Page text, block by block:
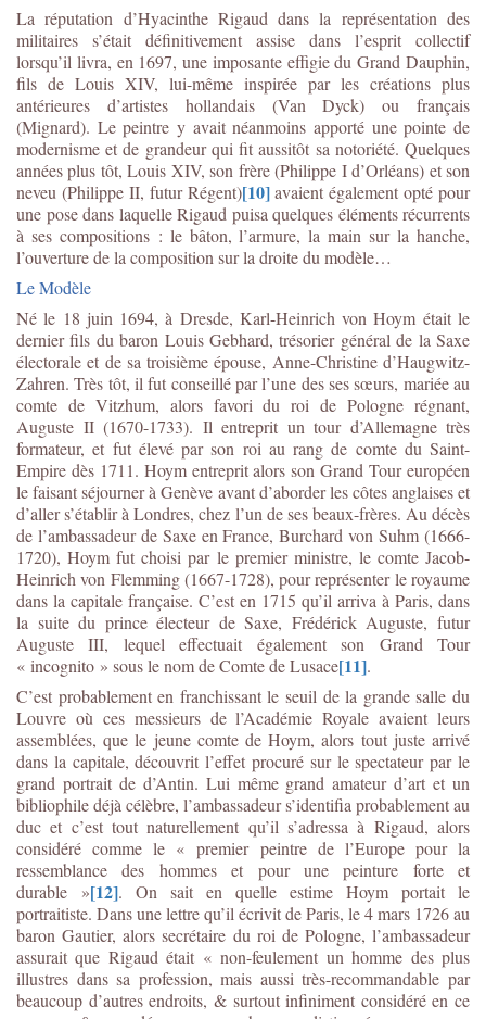
La réputation d’Hyacinthe Rigaud dans la représentation des
militaires s’était définitivement assise dans l’esprit collectif
lorsqu’il livra, en 1697, une imposante effigie du Grand Dauphin,
fils de Louis XIV, lui-même inspirée par les créations plus
antérieures d’artistes hollandais (Van Dyck) ou français
(Mignard). Le peintre y avait néanmoins apporté une pointe de
modernisme et de grandeur qui fit aussitôt sa notoriété. Quelques
années plus tôt, Louis XIV, son frère (Philippe I d’Orléans) et son
neveu (Philippe II, futur Régent)[10]avaient également opté pour
une pose dans laquelle Rigaud puisa quelques éléments récurrents
à ses compositions : le bâton, l’armure, la main sur la hanche,
l’ouverture de la composition sur la droite du modèle…
Le Modèle
Né le 18 juin 1694, à Dresde, Karl-Heinrich von Hoym était le
dernier fils du baron Louis Gebhard, trésorier général de la Saxe
électorale et de sa troisième épouse, Anne-Christine d’Haugwitz-
Zahren. Très tôt, il fut conseillé par l’une des ses sœurs, mariée au
comte de Vitzhum, alors favori du roi de Pologne régnant,
Auguste II (1670-1733). Il entreprit un tour d’Allemagne très
formateur, et fut élevé par son roi au rang de comte du Saint-
Empire dès 1711. Hoym entreprit alors son Grand Tour européen
le faisant séjourner à Genève avant d’aborder les côtes anglaises et
d’aller s’établir à Londres, chez l’un de ses beaux-frères. Au décès
de l’ambassadeur de Saxe en France, Burchard von Suhm (1666-
1720), Hoym fut choisi par le premier ministre, le comte Jacob-
Heinrich von Flemming (1667-1728), pour représenter le royaume
dans la capitale française. C’est en 1715 qu’il arriva à Paris, dans
la suite du prince électeur de Saxe, Frédérick Auguste, futur
Auguste III, lequel effectuait également son Grand Tour
« incognito » sous le nom de Comte de Lusace[11].
C’est probablement en franchissant le seuil de la grande salle du
Louvre où ces messieurs de l’Académie Royale avaient leurs
assemblées, que le jeune comte de Hoym, alors tout juste arrivé
dans la capitale, découvrit l’effet procuré sur le spectateur par le
grand portrait de d’Antin. Lui même grand amateur d’art et un
bibliophile déjà célèbre, l’ambassadeur s’identifia probablement au
duc et c’est tout naturellement qu’il s’adressa à Rigaud, alors
considéré comme le « premier peintre de l’Europe pour la
ressemblance des hommes et pour une peinture forte et
durable »[12]. On sait en quelle estime Hoym portait le
portraitiste. Dans une lettre qu’il écrivit de Paris, le 4 mars 1726 au
baron Gautier, alors secrétaire du roi de Pologne, l’ambassadeur
assurait que Rigaud était « non-feulement un homme des plus
illustres dans sa profession, mais aussi très-recommandable par
beaucoup d’autres endroits, & surtout infiniment considéré en ce